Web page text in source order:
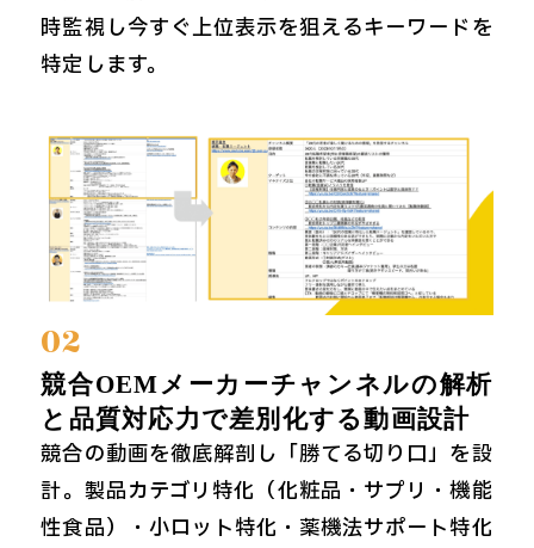
時監視し今すぐ上位表示を狙えるキーワードを
特定します。
02
競合OEMメーカーチャンネルの解析
と品質対応力で差別化する動画設計
競合の動画を徹底解剖し「勝てる切り口」を設
計。製品カテゴリ特化（化粧品・サプリ・機能
性食品）・小ロット特化・薬機法サポート特化